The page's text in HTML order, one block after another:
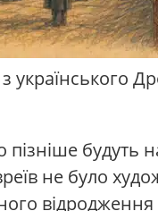
українського
пізніше
не було